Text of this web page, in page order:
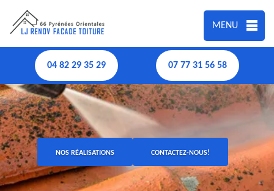
MENU
04 82 29 35 29 07 77 31 56 58
NOS RÉALISATIONS CONTACTEZ-NOUS!